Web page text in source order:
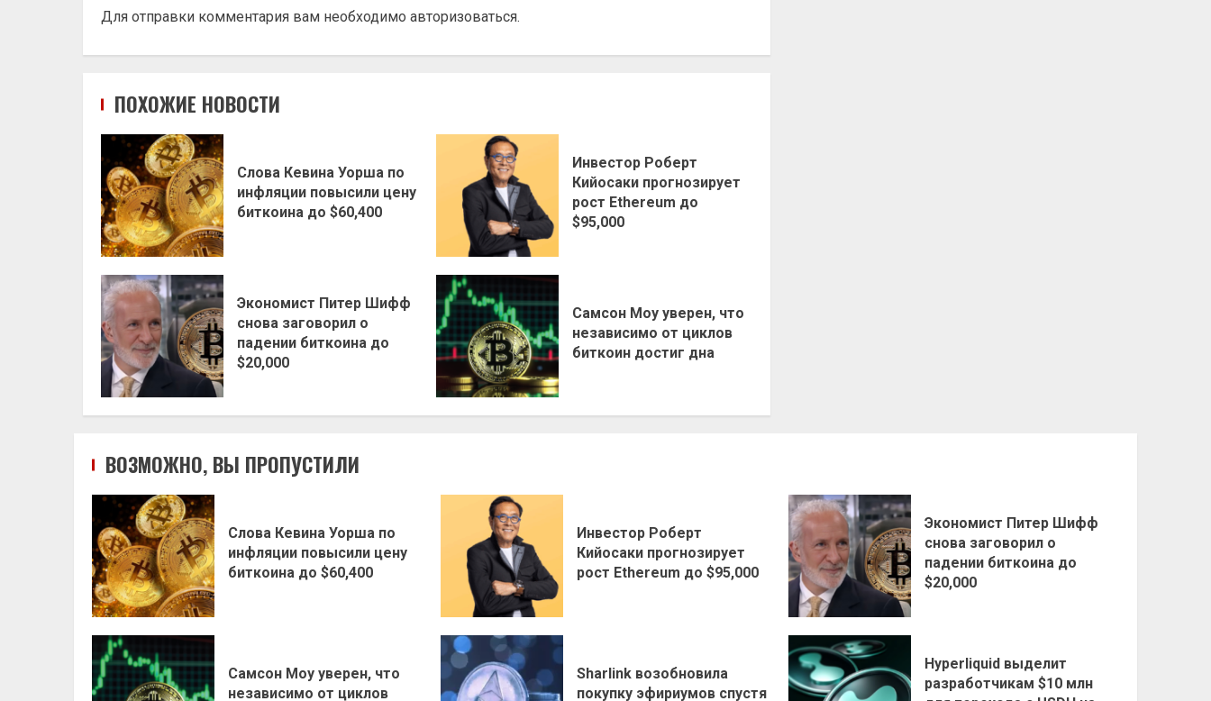
Для отправки комментария вам необходимо авторизоваться.
ПОХОЖИЕ НОВОСТИ
Слова Кевина Уорша по
инфляции повысили цену
биткоина до $60,400
Инвестор Роберт
Кийосаки прогнозирует
рост Ethereum до
$95,000
Экономист Питер Шифф
снова заговорил о
падении биткоина до
$20,000
Самсон Моу уверен, что
независимо от циклов
биткоин достиг дна
ВОЗМОЖНО, ВЫ ПРОПУСТИЛИ
Слова Кевина Уорша по
инфляции повысили цену
биткоина до $60,400
Инвестор Роберт
Кийосаки прогнозирует
рост Ethereum до $95,000
Экономист Питер Шифф
снова заговорил о
падении биткоина до
$20,000
Самсон Моу уверен, что
независимо от циклов
Sharlink возобновила
покупку эфириумов спустя
Hyperliquid выделит
разработчикам $10 млн